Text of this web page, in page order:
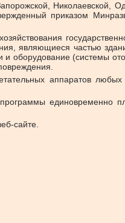
Николаевской,
приказом
являющиеся частью
оборудование (системы
аппаратов
единовременно
сайте.